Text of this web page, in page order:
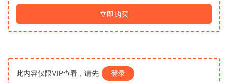
立即购买
此内容仅限VIP查看，请先 登录